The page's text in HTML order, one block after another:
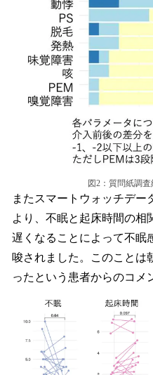
図2：質問紙調査紙か
またスマートウォッチデー
より、不眠と起床時間の相
遅くなることによって不眠
唆されました。このことは
ったという患者からのコメ